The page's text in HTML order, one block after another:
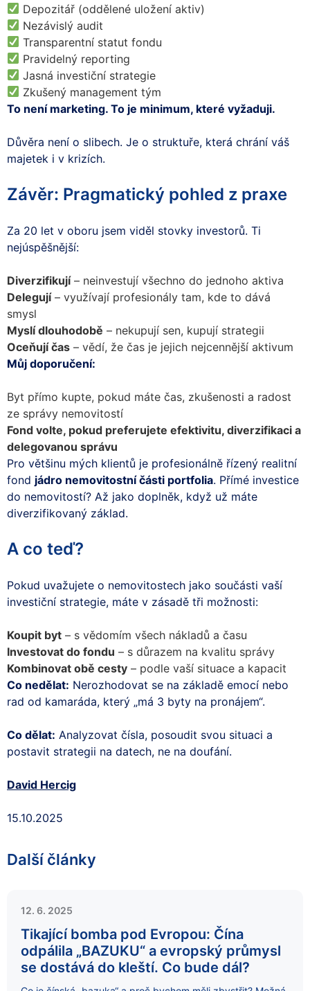
Depozitář (oddělené uložení aktiv)
Nezávislý audit
Transparentní statut fondu
Pravidelný reporting
Jasná investiční strategie
Zkušený management tým
To není marketing. To je minimum, které vyžaduji.
Důvěra není o slibech. Je o struktuře, která chrání váš
majetek i v krizích.
Závěr: Pragmatický pohled z praxe
Za 20 let v oboru jsem viděl stovky investorů. Ti
nejúspěšnější:
Diverzifikují– neinvestují všechno do jednoho aktiva
Delegují– využívají profesionály tam, kde to dává
smysl
Myslí dlouhodobě – nekupují sen, kupují strategii
Oceňují čas – vědí, že čas je jejich nejcennější aktivum
Můj doporučení:
Byt přímo kupte, pokud máte čas, zkušenosti a radost
ze správy nemovitostí
Fond volte, pokud preferujete efektivitu, diverzifikaci a
delegovanou správu
Pro většinu mých klientů je profesionálně řízený realitní
fond jádro nemovitostní části portfolia. Přímé investice
do nemovitostí? Až jako doplněk, když už máte
diverzifikovaný základ.
A co teď?
Pokud uvažujete o nemovitostech jako součásti vaší
investiční strategie, máte v zásadě tři možnosti:
Koupit byt – s vědomím všech nákladů a času
Investovat do fondu – s důrazem na kvalitu správy
Kombinovat obě cesty – podle vaší situace a kapacit
Co nedělat: Nerozhodovat se na základě emocí nebo
rad od kamaráda, který „má 3 byty na pronájem“.
Co dělat: Analyzovat čísla, posoudit svou situaci a
postavit strategii na datech, ne na doufání.
David Hercig
15.10.2025
Další články
12. 6. 2025
Tikající bomba pod Evropou: Čína
odpálila „BAZUKU“ a evropský průmysl
se dostává do kleští. Co bude dál?